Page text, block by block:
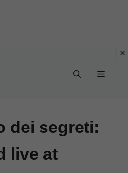
Menu
dei segreti:
live at